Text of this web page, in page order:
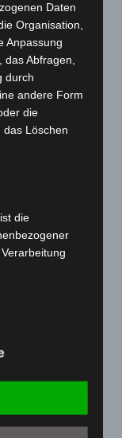
Daten
Organisation,
Anpassung
Abfragen,
durch
andere Form
die
das Löschen
die
Daten, die darin
Daten
Person
wirtschaftlicher